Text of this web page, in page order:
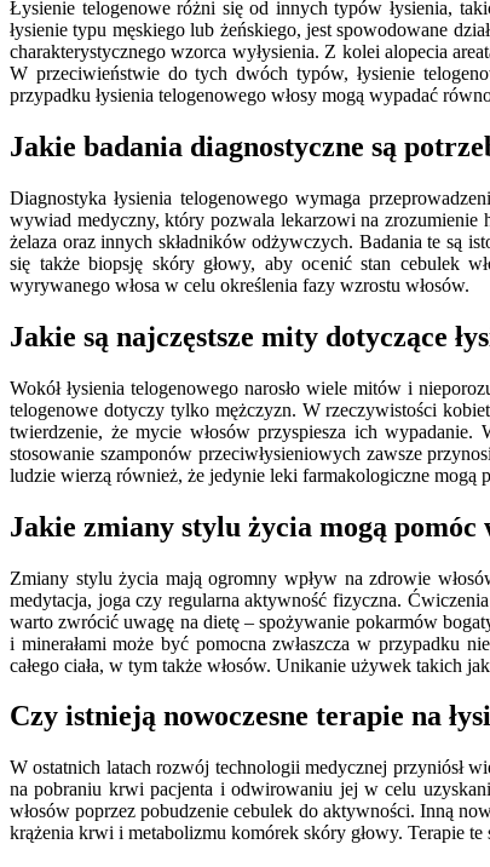
Łysienie telogenowe różni się od innych typów łysienia,
łysienie typu męskiego lub żeńskiego, jest spowodowane
charakterystycznego wzorca wyłysienia. Z kolei alopecia
W przeciwieństwie do tych dwóch typów, łysienie
przypadku łysienia telogenowego włosy mogą wypadać
Jakie badania diagnostyczne są
Diagnostyka łysienia telogenowego wymaga
wywiad medyczny, który pozwala lekarzowi na zrozumienie
żelaza oraz innych składników odżywczych. Badania te są
się także biopsję skóry głowy, aby ocenić stan cebulek
wyrywanego włosa w celu określenia fazy wzrostu włosów.
Jakie są najczęstsze mity dotyczące
Wokół łysienia telogenowego narosło wiele mitów i
telogenowe dotyczy tylko mężczyzn. W rzeczywistości
twierdzenie, że mycie włosów przyspiesza ich
stosowanie szamponów przeciwłysieniowych zawsze
ludzie wierzą również, że jedynie leki farmakologiczne mogą
Jakie zmiany stylu życia mogą pomóc
Zmiany stylu życia mają ogromny wpływ na zdrowie
medytacja, joga czy regularna aktywność fizyczna.
warto zwrócić uwagę na dietę – spożywanie pokarmów
i minerałami może być pomocna zwłaszcza w przypadku
całego ciała, w tym także włosów. Unikanie używek takich
Czy istnieją nowoczesne terapie na
W ostatnich latach rozwój technologii medycznej przyniósł
na pobraniu krwi pacjenta i odwirowaniu jej w celu
włosów poprzez pobudzenie cebulek do aktywności. Inną
krążenia krwi i metabolizmu komórek skóry głowy. Terapie